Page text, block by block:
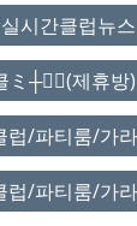
시간클럽뉴
ミ┼❤️‍🔥(제휴방)
럽/파티룸/가
럽/파티룸/가